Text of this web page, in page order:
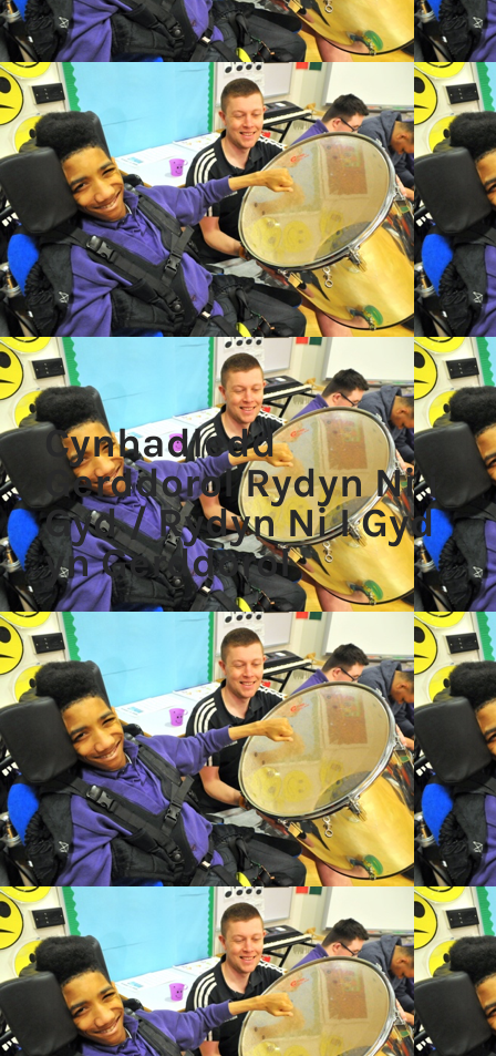
Cynhadledd
Gerddorol Rydyn Ni i
Gyd / Rydyn Ni I Gyd
yn Gerddorol